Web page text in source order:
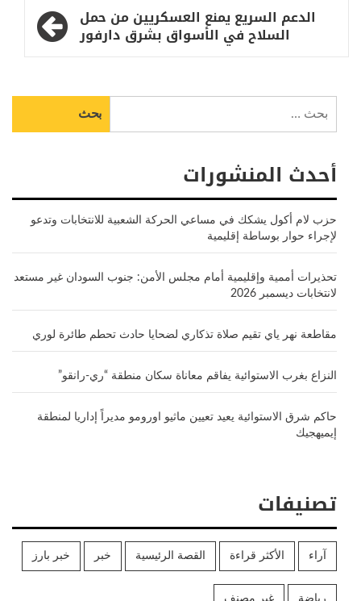
الدعم السريع يمنع العسكريين من حمل
السلاح في الأسواق بشرق دارفور
عن:
أحدث المنشورات
حزب لام أكول يشكك في مساعي الحركة الشعبية للانتخابات وتدعو
لإجراء حوار بوساطة إقليمية
تحذيرات أممية وإقليمية أمام مجلس الأمن: جنوب السودان غير مستعد
لانتخابات ديسمبر 2026
مقاطعة نهر ياي تقيم صلاة تذكاري لضحايا حادث تحطم طائرة لوري
النزاع بغرب الاستوائية يفاقم معاناة سكان منطقة “ري-رانقو”
حاكم شرق الاستوائية يعيد تعيين ماثيو اورومو مديراً إداريا لمنطقة
إيميهجيك
تصنيفات
آراء الأكثر قراءة القصة الرئيسية خبر خبر بارز
رياضة غير مصنف